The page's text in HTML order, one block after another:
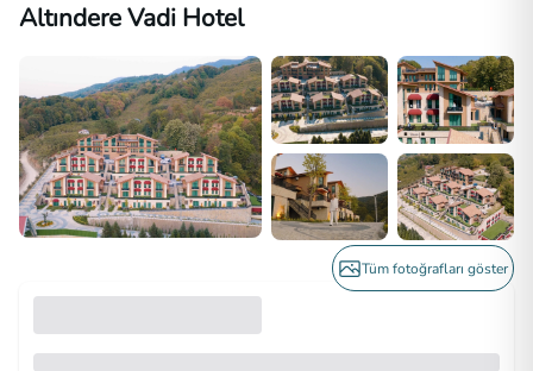
Altındere Vadi Hotel
Tüm fotoğrafları göster